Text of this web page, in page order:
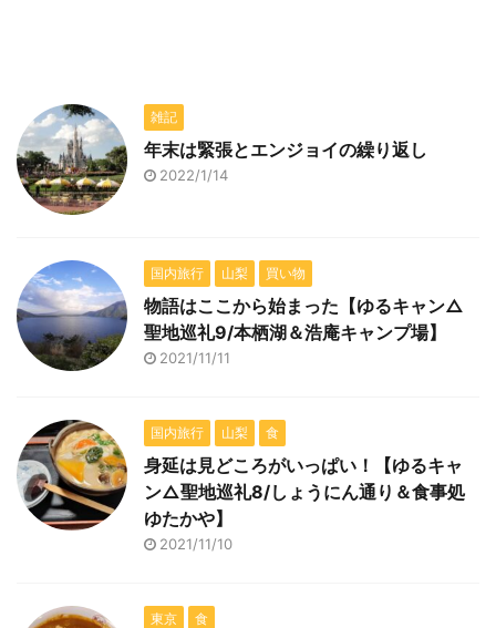
雑記
年末は緊張とエンジョイの繰り返し
2022/1/14
国内旅行 山梨 買い物
物語はここから始まった【ゆるキャン△
聖地巡礼9/本栖湖＆浩庵キャンプ場】
2021/11/11
国内旅行 山梨 食
身延は見どころがいっぱい！【ゆるキャ
ン△聖地巡礼8/しょうにん通り＆食事処
ゆたかや】
2021/11/10
東京 食